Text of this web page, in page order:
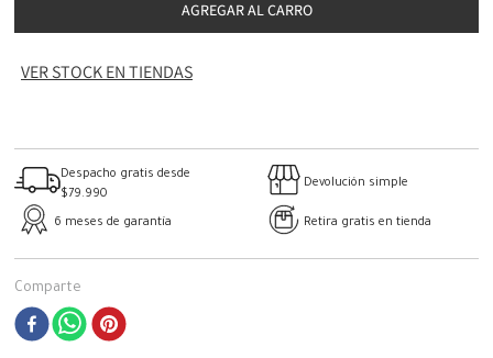
AGREGAR AL CARRO
VER STOCK EN TIENDAS
Despacho gratis desde
$79.990
Devolución simple
6 meses de garantía Retira gratis en tienda
Comparte